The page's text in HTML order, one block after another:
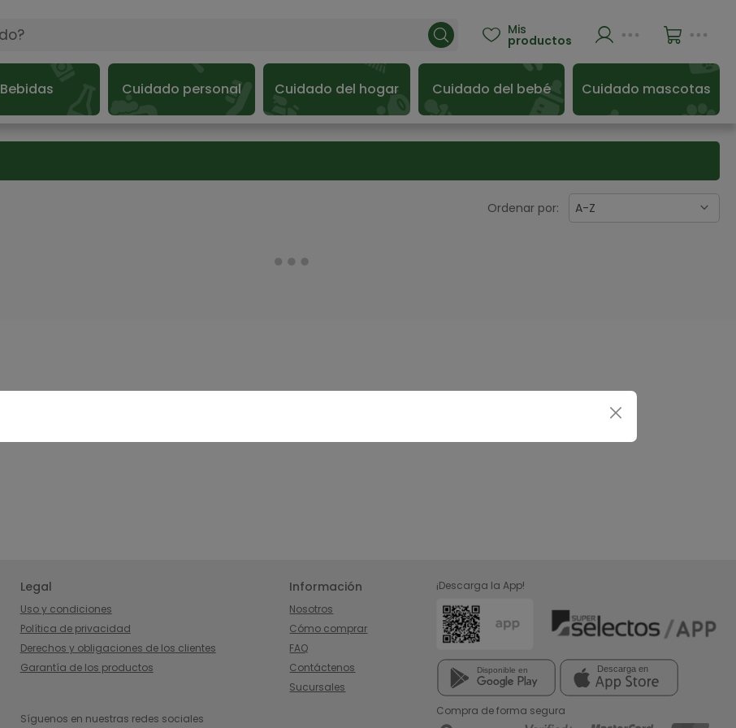
 Mis
productos
Bebidas Cuidado personal Cuidado del hogar Cuidado del bebé Cuidado mascotas
Ordenar por: A-Z
Legal
Uso y condiciones
Política de privacidad
Derechos y obligaciones de los clientes
Garantía de los productos
Información
Nosotros
Cómo comprar
FAQ
Contáctenos
Sucursales
Síguenos en nuestras redes sociales
¡Descarga la App!
Compra de forma segura